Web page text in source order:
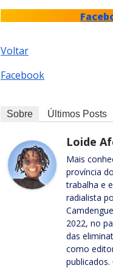
Voltar
Facebook
Sobre Últimos Posts
Loide
Mais
província
trabalha e
radialista
2022, no
das
como